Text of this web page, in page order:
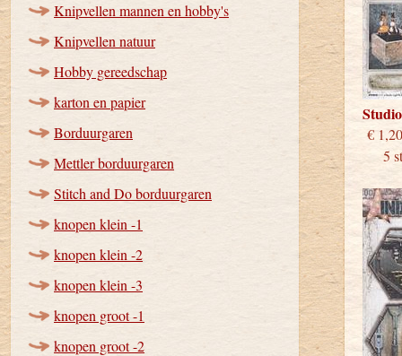
Knipvellen mannen en hobby's
Knipvellen natuur
Hobby gereedschap
karton en papier
Borduurgaren
Mettler borduurgaren
Stitch and Do borduurgaren
knopen klein -1
knopen klein -2
knopen klein -3
knopen groot -1
knopen groot -2
5